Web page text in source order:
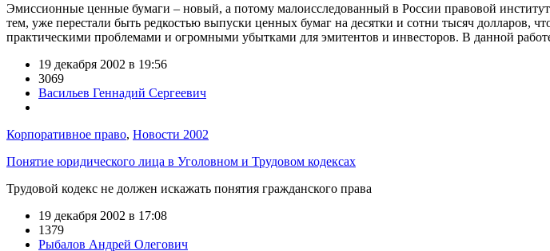
Эмиссионные ценные бумаги – новый, а потому малоисследованный в России правовой
тем, уже перестали быть редкостью выпуски ценных бумаг на десятки и сотни тысяч долларов,
практическими проблемами и огромными убытками для эмитентов и инвесторов. В данной
19 декабря 2002 в 19:56
3069
Васильев Геннадий Сергеевич
Корпоративное право, Новости 2002
Понятие юридического лица в Уголовном и Трудовом кодексах
Трудовой кодекс не должен искажать понятия гражданского права
19 декабря 2002 в 17:08
1379
Рыбалов Андрей Олегович